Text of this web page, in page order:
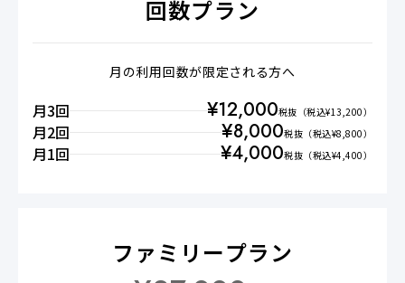
回数プラン
月の利用回数が限定される方へ
月3回 ¥12,000税抜 （税込¥ 13,200 ）
月2回 ¥8,000 税抜 （税込¥8,800 ）
月1回 ¥4,000 税抜 （税込¥ 4,400 ）
ファミリープラン